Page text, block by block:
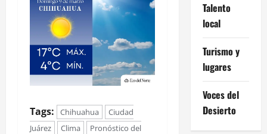
Tags: Chihuahua
Ciudad
Juárez
Clima
Pronóstico del
Talento
local
Turismo y
lugares
Voces del
Desierto